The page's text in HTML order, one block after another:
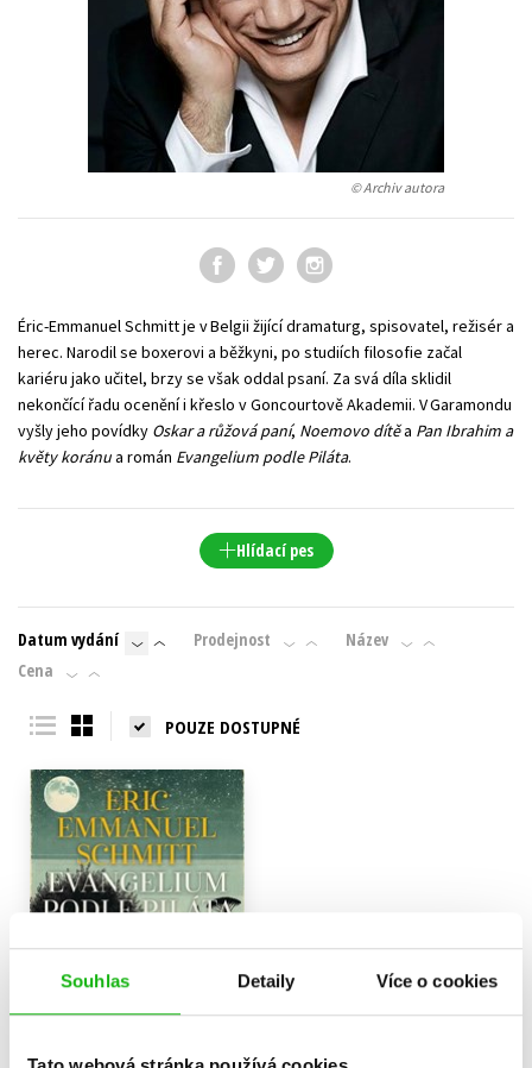
Souhlas Detaily Více o cookies
Zahraniční literatura Zdraví a životní styl
Všechny tituly
© Archiv autora
Éric-Emmanuel Schmitt je v Belgii žijící dramaturg, spisovatel, režisér a
herec. Narodil se boxerovi a běžkyni, po studiích filosofie začal
kariéru jako učitel, brzy se však oddal psaní. Za svá díla sklidil
nekončící řadu ocenění i křeslo v Goncourtově Akademii. V Garamondu
vyšly jeho povídky Oskar a růžová paní, Noemovo dítěa Pan Ibrahim a
květy koránua román Evangelium podle Piláta.
Hlídací pes
Datum vydání Prodejnost
Název
Cena
POUZE DOSTUPNÉ